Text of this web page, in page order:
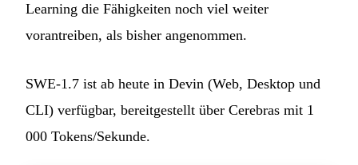
Learning die Fähigkeiten noch viel weiter
vorantreiben, als bisher angenommen.
SWE-1.7 ist ab heute in Devin (Web, Desktop und
CLI) verfügbar, bereitgestellt über Cerebras mit 1
000 Tokens/Sekunde.